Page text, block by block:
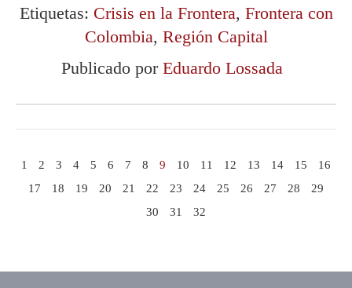
Etiquetas: Crisis en la Frontera, Frontera con
Colombia, Región Capital
Publicado por Eduardo Lossada
1 2 3 4 5 6 7 8 9 10 11 12 13 14 15
16
17
18 19 20 21 22 23 24 25 26 27 28
29
30
31 32